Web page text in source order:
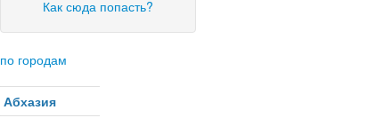
Как сюда попасть?
по городам
Абхазия